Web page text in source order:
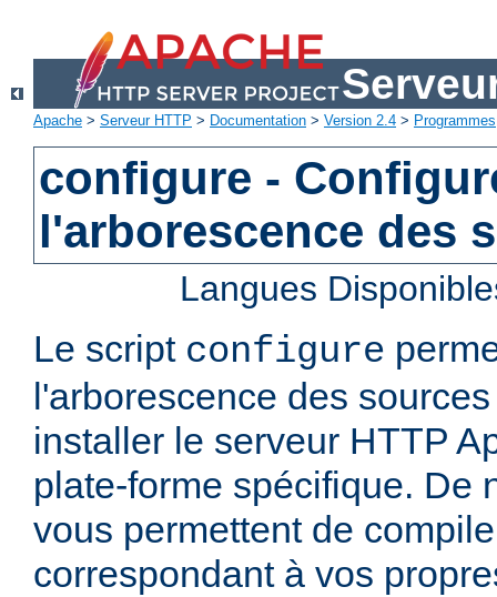
Apache > Serveur HTTP > Documentation > Version 2.4 > Programmes
configure -
l'arborescence des
Langues
Le script configure
l'arborescence des
installer le serveur HTTP
plate-forme spécifique. De
vous permettent de
correspondant à vos